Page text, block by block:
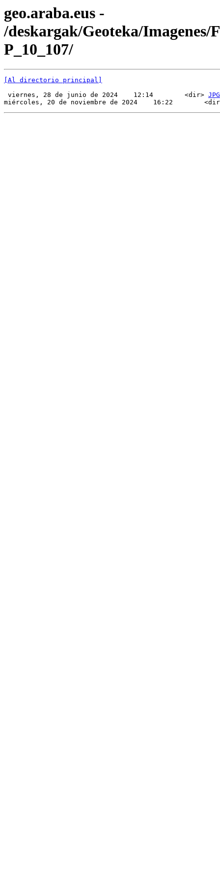
geo.araba.eus -
/deskargak/Geoteka/Imagenes/
P_10_107/
[Al directorio principal]
viernes, 28 de junio de 2024    12:14        <dir> JPG
miércoles, 20 de noviembre de 2024    16:22